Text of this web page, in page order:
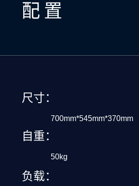
配置
尺寸：
700mm*545mm*370mm
自重：
50kg
负载：